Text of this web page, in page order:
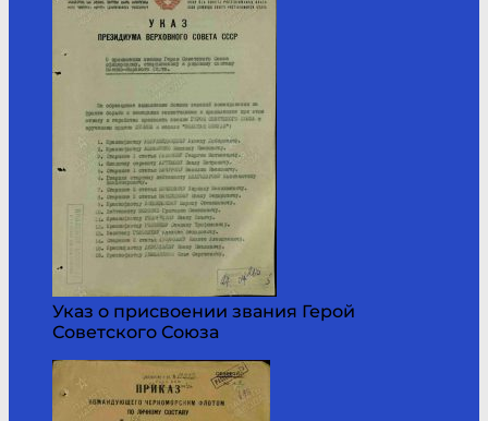
Указ о присвоении звания Герой
Советского Союза